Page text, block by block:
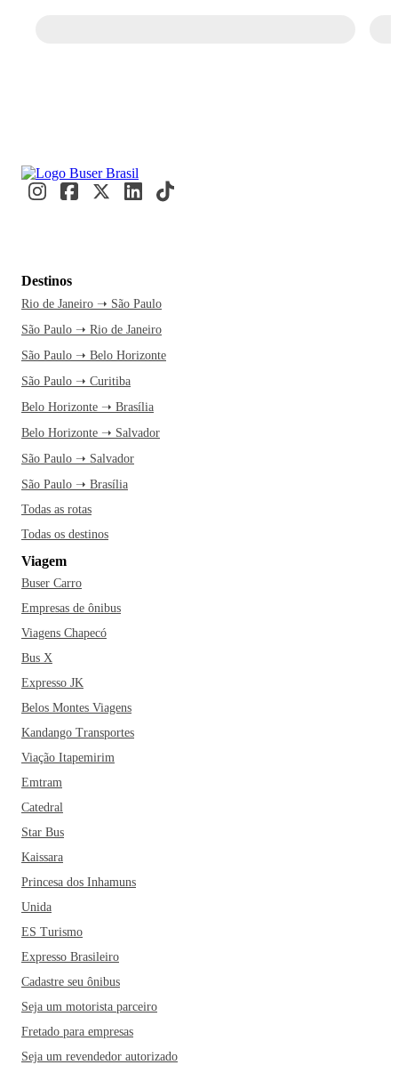
Destinos
Rio de Janeiro ➝ São Paulo
São Paulo ➝ Rio de Janeiro
São Paulo ➝ Belo Horizonte
São Paulo ➝ Curitiba
Belo Horizonte ➝ Brasília
Belo Horizonte ➝ Salvador
São Paulo ➝ Salvador
São Paulo ➝ Brasília
Todas as rotas
Todas os destinos
Viagem
Buser Carro
Empresas de ônibus
Viagens Chapecó
Bus X
Expresso JK
Belos Montes Viagens
Kandango Transportes
Viação Itapemirim
Emtram
Catedral
Star Bus
Kaissara
Princesa dos Inhamuns
Unida
ES Turismo
Expresso Brasileiro
Cadastre seu ônibus
Seja um motorista parceiro
Fretado para empresas
Seja um revendedor autorizado